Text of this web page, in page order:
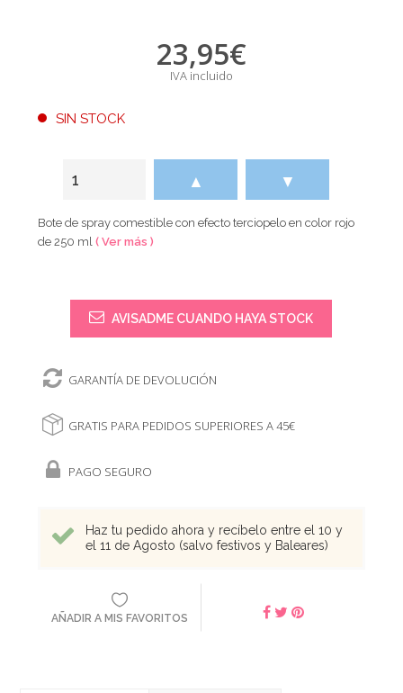
23,95€
IVA incluido
SIN STOCK
▲ ▼
Bote de spray comestible con efecto terciopelo en color rojo
de 250 ml( Ver más )
AVISADME CUANDO HAYA STOCK
GARANTÍA DE DEVOLUCIÓN
GRATIS PARA PEDIDOS SUPERIORES A 45€
PAGO SEGURO
Haz tu pedido ahora y recíbelo entre el 10 y
el 11 de Agosto (salvo festivos y Baleares)
AÑADIR A MIS FAVORITOS